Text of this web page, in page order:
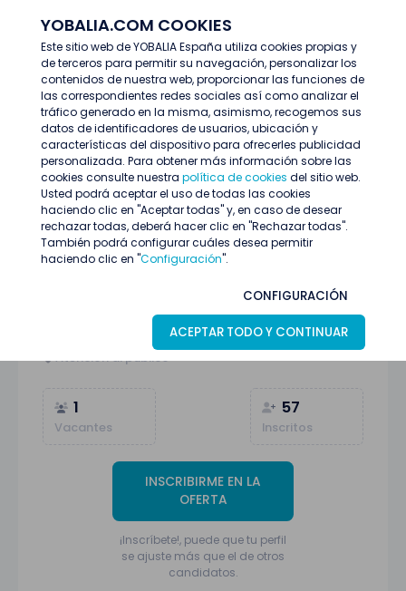
YOBALIA.COM COOKIES
Este sitio web de YOBALIA España utiliza cookies propias y
de terceros para permitir su navegación, personalizar los
contenidos de nuestra web, proporcionar las funciones de
las correspondientes redes sociales así como analizar el
tráfico generado en la misma, asimismo, recogemos sus
datos de identificadores de usuarios, ubicación y
características del dispositivo para ofrecerles publicidad
personalizada. Para obtener más información sobre las
cookies consulte nuestra política de cookies del sitio web.
Usted podrá aceptar el uso de todas las cookies
haciendo clic en "Aceptar todas" y, en caso de desear
rechazar todas, deberá hacer clic en "Rechazar todas".
También podrá configurar cuáles desea permitir
haciendo clic en "Configuración".
CONFIGURACIÓN
ACEPTAR TODO Y CONTINUAR
Últimas ofertas
HOSTESS FIESTA NOCHE 12 JUNIO VILANOVA (BCN)
HOSTESS FIESTA NOCHE 12 JUNIO
VILANOVA (BCN)
Vilanova i la Geltrú (Barcelona) 08 Junio
Atención al público
1
Vacantes
57
Inscritos
INSCRIBIRME EN LA
OFERTA
¡Inscríbete!, puede que tu perfil
se ajuste más que el de otros
candidatos.